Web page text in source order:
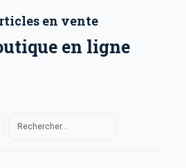
en vente
en ligne